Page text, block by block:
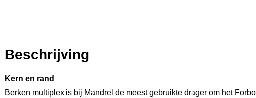
Beschrijving
Kern en rand
Berken multiplex is bij Mandrel de meest gebruikte drager om het Forbo